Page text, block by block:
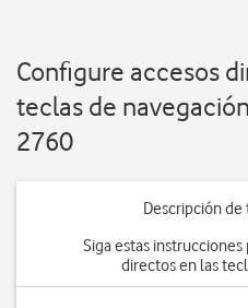
Configure accesos
teclas de
2760
Descripción
Siga estas
directos en las